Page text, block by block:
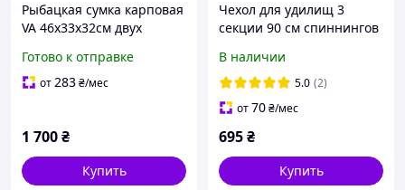
Рыбацкая сумка карповая
VA 46х33х32см двух
рыболовных снастей
Готово к отправке
от283₴/мес
1 700₴
Купить
Чехол для удилищ 3
секции 90 см спиннингов
рыболовный
В наличии
5.0 (2)
от70₴/мес
695₴
Купить